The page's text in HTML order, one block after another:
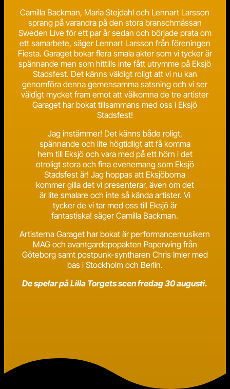
Camilla Backman, Maria Stejdahl och Lennart Larsson
sprang på varandra på den stora branschmässan
Sweden Live för ett par år sedan och började prata om
ett samarbete, säger Lennart Larsson från föreningen
Fiesta. Garaget bokar flera smala akter som vi tycker är
spännande men som hittills inte fått utrymme på Eksjö
Stadsfest. Det känns väldigt roligt att vi nu kan
genomföra denna gemensamma satsning och vi ser
väldigt mycket fram emot att välkomna de tre artister
Garaget har bokat tillsammans med oss i Eksjö
Stadsfest!
Jag instämmer! Det känns både roligt,
spännande och lite högtidligt att få komma
hem till Eksjö och vara med på ett hörn i det
otroligt stora och fina evenemang som Eksjö
Stadsfest är! Jag hoppas att Eksjöborna
kommer gilla det vi presenterar, även om det
är lite smalare och inte så kända artister. Vi
tycker de vi tar med oss till Eksjö är
fantastiska! säger Camilla Backman.
Artisterna Garaget har bokat är performancemusikern
MAG och avantgardepopakten Paperwing från
Göteborg samt postpunk-syntharen Chris Imler med
bas i Stockholm och Berlin.
De spelar på Lilla Torgets scen fredag 30 augusti.